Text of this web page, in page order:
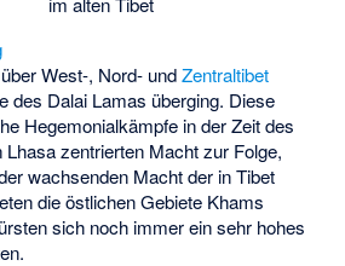
West-, Nord- undZentraltibet
des Dalai Lamas überging. Diese
Hegemonialkämpfe in der Zeit des
zentrierten Macht zur Folge,
wachsenden Macht der in Tibet
die östlichen Gebiete Khams
sich noch immer ein sehr hohes